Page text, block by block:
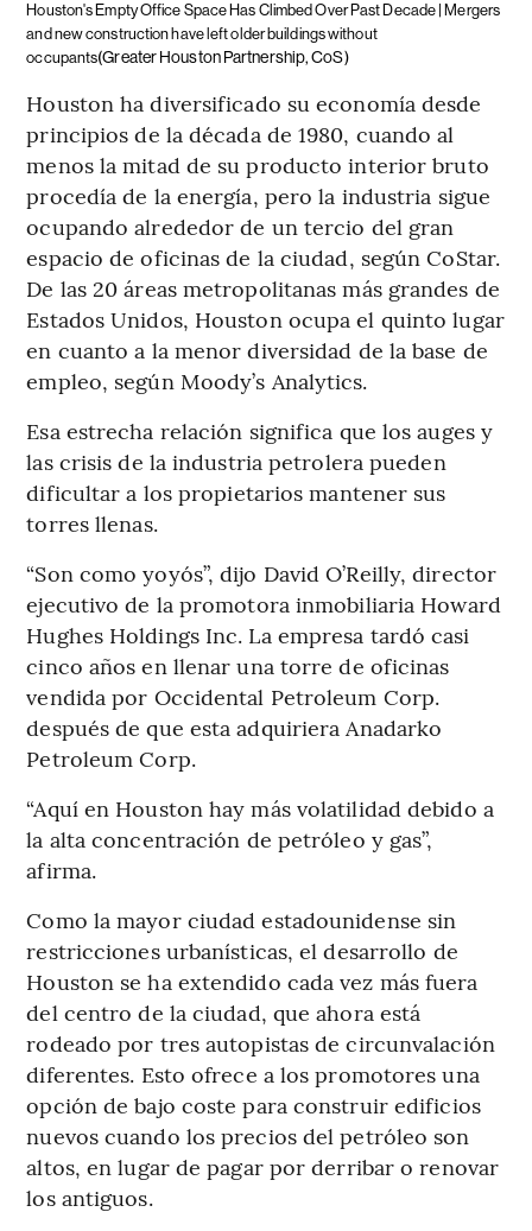
Houston's Empty Office Space Has Climbed Over Past Decade | Mergers
and new construction have left older buildings without
occupants(Greater Houston Partnership, CoS)
Houston ha diversificado su economía desde
principios de la década de 1980, cuando al
menos la mitad de su producto interior bruto
procedía de la energía, pero la industria sigue
ocupando alrededor de un tercio del gran
espacio de oficinas de la ciudad, según CoStar.
De las 20 áreas metropolitanas más grandes de
Estados Unidos, Houston ocupa el quinto lugar
en cuanto a la menor diversidad de la base de
empleo, según Moody’s Analytics.
Esa estrecha relación significa que los auges y
las crisis de la industria petrolera pueden
dificultar a los propietarios mantener sus
torres llenas.
“Son como yoyós”, dijo David O’Reilly, director
ejecutivo de la promotora inmobiliaria Howard
Hughes Holdings Inc. La empresa tardó casi
cinco años en llenar una torre de oficinas
vendida por Occidental Petroleum Corp.
después de que esta adquiriera Anadarko
Petroleum Corp.
“Aquí en Houston hay más volatilidad debido a
la alta concentración de petróleo y gas”,
afirma.
Como la mayor ciudad estadounidense sin
restricciones urbanísticas, el desarrollo de
Houston se ha extendido cada vez más fuera
del centro de la ciudad, que ahora está
rodeado por tres autopistas de circunvalación
diferentes. Esto ofrece a los promotores una
opción de bajo coste para construir edificios
nuevos cuando los precios del petróleo son
altos, en lugar de pagar por derribar o renovar
los antiguos.